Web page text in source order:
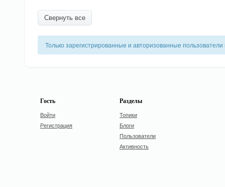
Свернуть все
Только зарегистрированные и авторизованные
Гость
Войти
Регистрация
Разделы
Топики
Блоги
Пользователи
Активность